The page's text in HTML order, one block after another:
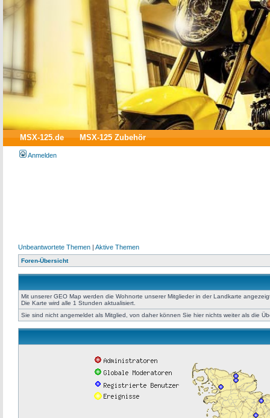
MSX-125.de MSX-125 Zubehör
Anmelden
Unbeantwortete Themen | Aktive Themen
Foren-Übersicht
Mit unserer GEO Map werden die Wohnorte unserer Mitglieder in der Landkarte
Die Karte wird alle 1 Stunden aktualisiert.
Sie sind nicht angemeldet als Mitglied, von daher können Sie hier nichts weiter als die